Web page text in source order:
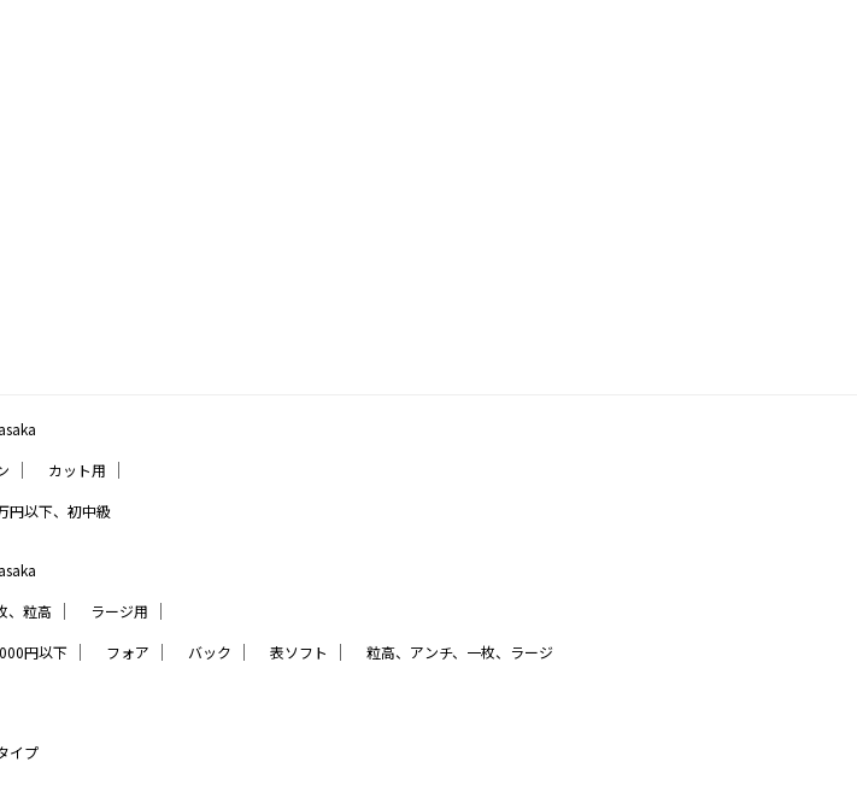
｜ カット用 ｜
円以下、初中級
、粒高 ｜ ラージ用 ｜
円以下 ｜ フォア ｜ バック ｜ 表ソフト ｜ 粒高、アンチ、一枚、ラージ
イプ